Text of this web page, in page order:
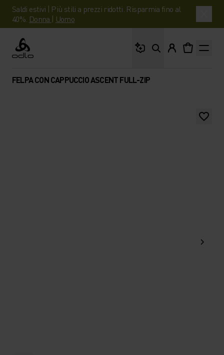
Saldi estivi | Più stili a prezzi ridotti. Risparmia fino al
40%. Donna | Uomo
Odlo
FELPA CON CAPPUCCIO ASCENT FULL-ZIP